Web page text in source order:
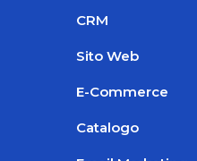
CRM
Sito Web
E-Commerce
Catalogo